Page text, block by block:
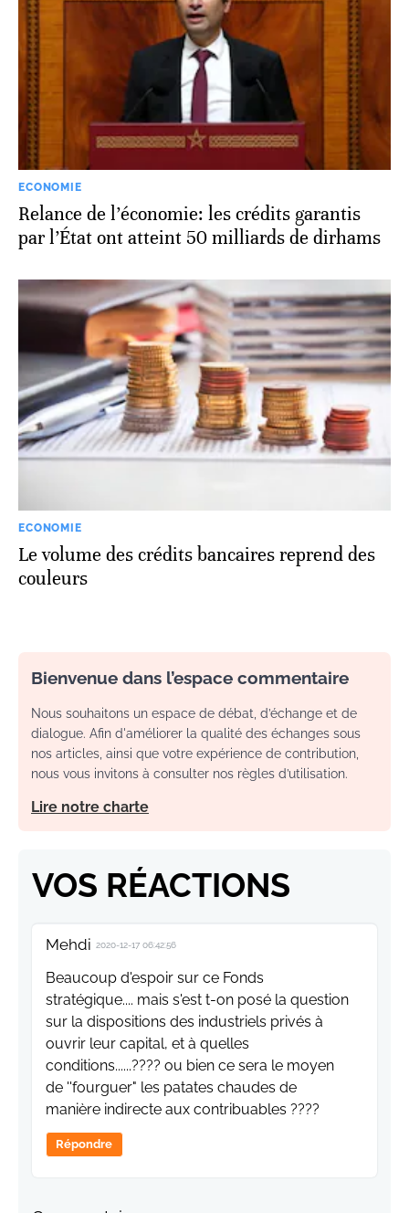
ECONOMIE
Relance de l’économie: les crédits garantis
par l’État ont atteint 50 milliards de dirhams
ECONOMIE
Le volume des crédits bancaires reprend des
couleurs
Bienvenue dans l’espace commentaire
Nous souhaitons un espace de débat, d’échange et de
dialogue. Afin d'améliorer la qualité des échanges sous
nos articles, ainsi que votre expérience de contribution,
nous vous invitons à consulter nos règles d’utilisation.
Lire notre charte
VOS RÉACTIONS
Mehdi 2020-12-17 06:42:56
Beaucoup d'espoir sur ce Fonds
stratégique.... mais s'est t-on posé la question
sur la dispositions des industriels privés à
ouvrir leur capital, et à quelles
conditions......???? ou bien ce sera le moyen
de ''fourguer" les patates chaudes de
manière indirecte aux contribuables ????
Répondre